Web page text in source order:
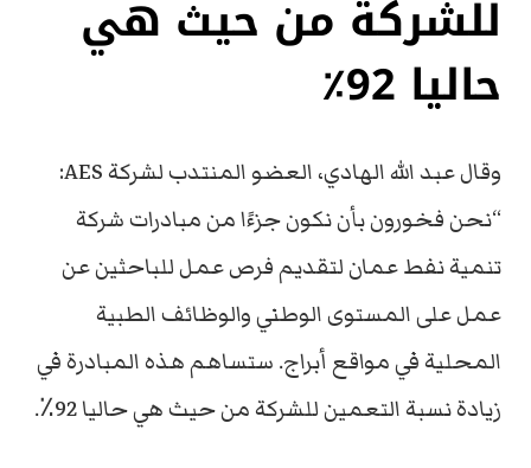
للشركة من حيث هي
حاليا 92٪
وقال عبد الله الهادي، العضو المنتدب لشركة AES:
“نحن فخورون بأن نكون جزءًا من مبادرات شركة
تنمية نفط عمان لتقديم فرص عمل للباحثين عن
عمل على المستوى الوطني والوظائف الطبية
المحلية في مواقع أبراج. ستساهم هذه المبادرة في
زيادة نسبة التعمين للشركة من حيث هي حاليا 92٪.